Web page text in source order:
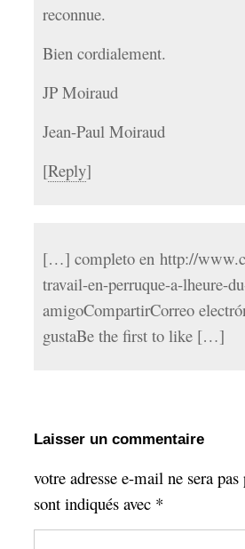
reconnue.
Bien cordialement.
JP Moiraud
Jean-Paul Moiraud
[Reply]
[…] completo en http://
travail-en-perruque-a-lheure-
amigoCompartirCorreo
gustaBe the first to like […]
Laisser un commentaire
votre adresse e-mail ne sera
sont indiqués avec *